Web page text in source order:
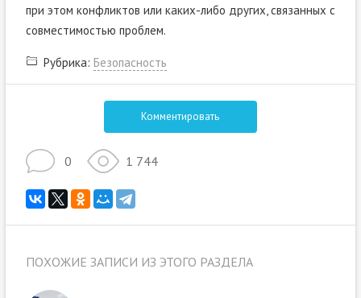
при этом конфликтов или каких-либо других, связанных с
совместимостью проблем.
Рубрика: Безопасность
Комментировать
0 1 744
ПОХОЖИЕ ЗАПИСИ ИЗ ЭТОГО РАЗДЕЛА